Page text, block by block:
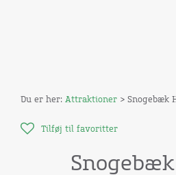
Du er her: Attraktioner > Snogebæk
Tilføj til favoritter